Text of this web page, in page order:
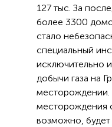
127 тыс. За
более 3300
стало
специальный
исключительно
добычи газа на
месторождении.
месторождения
возможно, будет